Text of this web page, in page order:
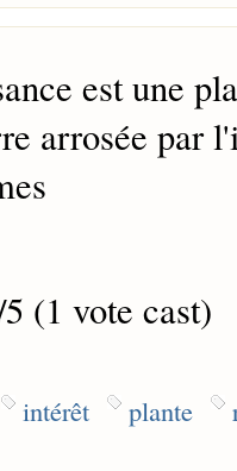
est une
arrosée par
(1 vote cast)
intérêt plante